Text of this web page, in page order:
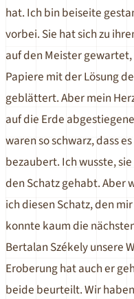
hat. Ich bin beiseite
vorbei. Sie hat sich zu
auf den Meister
Papiere mit der Lösung
geblättert. Aber mein
auf die Erde
waren so schwarz, dass
bezaubert. Ich wusste,
den Schatz gehabt. Aber
ich diesen Schatz, den
konnte kaum die
Bertalan Székely unsere
Eroberung hat auch er
beide beurteilt. Wir